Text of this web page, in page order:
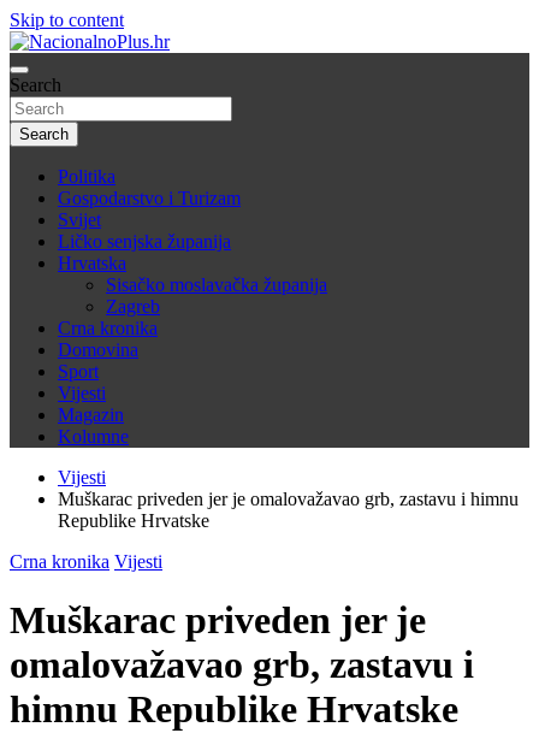
Skip to content
NacionalnoPlus.hr
Nacija želi znati više
Search
Search
Politika
Gospodarstvo i Turizam
Svijet
Ličko senjska županija
Hrvatska
Sisačko moslavačka županija
Zagreb
Crna kronika
Domovina
Sport
Vijesti
Magazin
Kolumne
Vijesti
Muškarac priveden jer je omalovažavao grb, zastavu i himnu
Republike Hrvatske
Crna kronika Vijesti
Muškarac priveden jer je
omalovažavao grb, zastavu i
himnu Republike Hrvatske